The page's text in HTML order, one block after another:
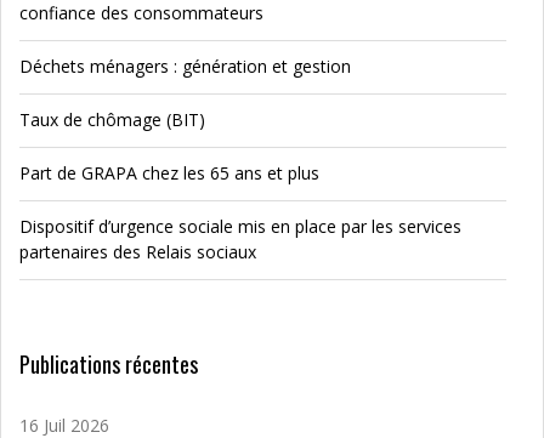
confiance des consommateurs
Déchets ménagers : génération et gestion
Taux de chômage (BIT)
Part de GRAPA chez les 65 ans et plus
Dispositif d’urgence sociale mis en place par les services
partenaires des Relais sociaux
Publications récentes
16 Juil 2026